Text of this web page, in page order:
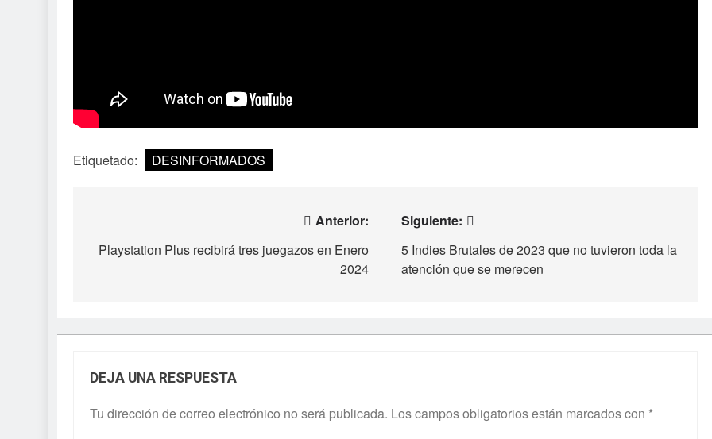
Etiquetado: DESINFORMADOS
de
Anterior:
Playstation Plus recibirá tres juegazos en Enero
2024
Siguiente:
5 Indies Brutales de 2023 que no tuvieron toda la
atención que se merecen
DEJA UNA RESPUESTA
Tu dirección de correo electrónico no será publicada. Los campos obligatorios están marcados con *